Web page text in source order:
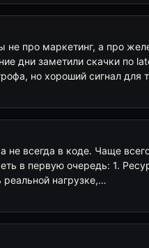
не про маркетинг, а про
дни заметили скачки по
но хороший сигнал для
не всегда в коде. Чаще
в первую очередь: 1.
реальной нагрузке,…